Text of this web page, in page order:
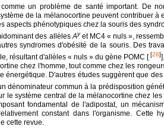
un problème de santé important. De
de la mélanocortine peuvent contribuer à
aspects phénotypiques chez la souris des
des allèlesAyet MC4 « nuls »,
syndromes d'obésité de la souris. Des
résultant d'allèles « nuls » du gène POMC [[26]
chez l'homme, tout comme chez les
énergétique. D'autres études suggèrent que
dénominateur commun à la prédisposition
le système central de la mélanocortine chez
fondamental de l'adipostat, un
constant dans l'organisme. Cette
cette revue.